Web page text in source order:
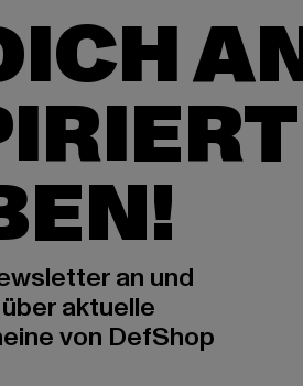
an und
aktuelle
von DefShop